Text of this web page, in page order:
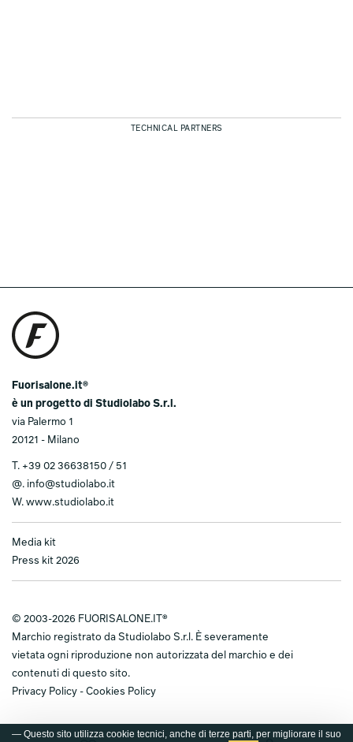
— Questo sito utilizza cookie tecnici, anche di terze parti, per migliorare il suo
TECHNICAL PARTNERS
Fuorisalone.it®
è un progetto di Studiolabo S.r.l.
via Palermo 1
20121 - Milano
T. +39 02 36638150 / 51
@. info@studiolabo.it
W. www.studiolabo.it
Media kit
Press kit 2026
© 2003-2026 FUORISALONE.IT®
Marchio registrato da Studiolabo S.r.l. È severamente
vietata ogni riproduzione non autorizzata del marchio e dei
contenuti di questo sito.
Privacy Policy - Cookies Policy